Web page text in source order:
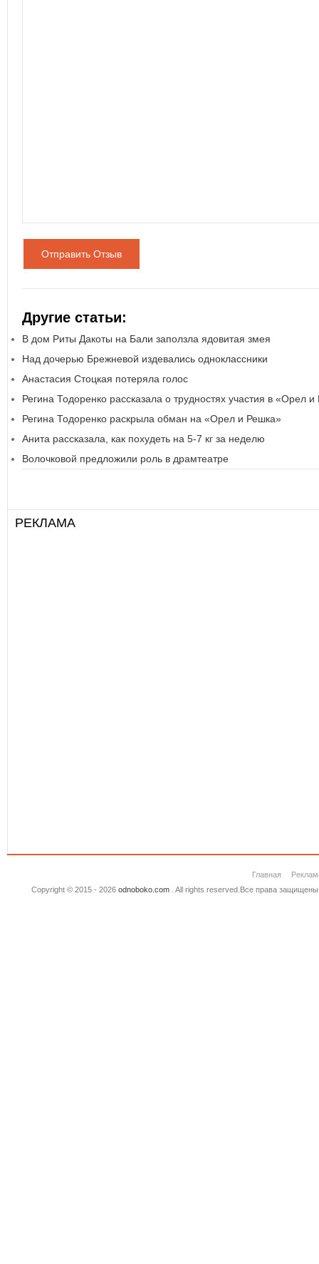
Отправить Отзыв
Другие статьи:
В дом Риты Дакоты на Бали заползла ядовитая змея
Над дочерью Брежневой издевались одноклассники
Анастасия Стоцкая потеряла голос
Регина Тодоренко рассказала о трудностях участия в «Орел
Регина Тодоренко раскрыла обман на «Орел и Решка»
Анита рассказала, как похудеть на 5-7 кг за неделю
Волочковой предложили роль в драмтеатре
РЕКЛАМА
Главная
Copyright © 2015 - 2026 odnoboko.com. All rights reserved.Все права защищены.